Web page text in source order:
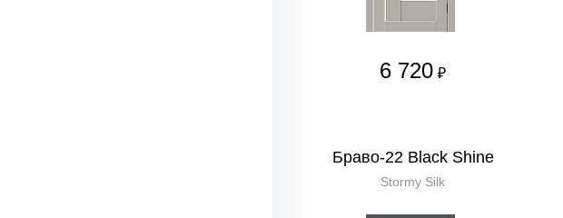
6 720 ₽
Браво-22 Black Shine
Stormy Silk